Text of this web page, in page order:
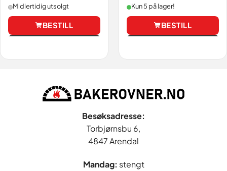
Midlertidig utsolgt
BESTILL
Kun 5 på lager!
BESTILL
Besøksadresse:
Torbjørnsbu 6,
4847 Arendal
Mandag: stengt